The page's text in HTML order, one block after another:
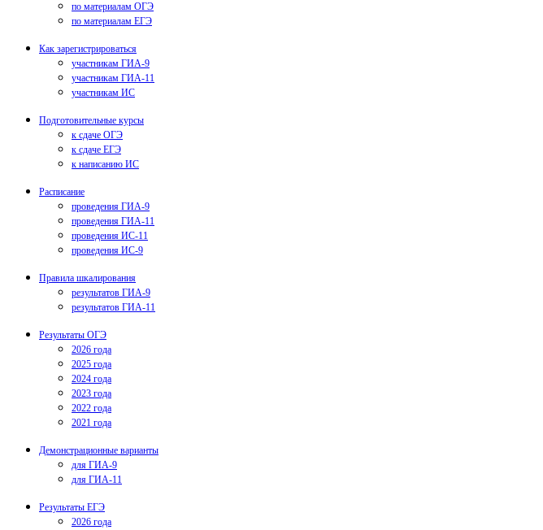
по материалам ОГЭ
по материалам ЕГЭ
Как зарегистрироваться
участникам ГИА-9
участникам ГИА-11
участникам ИС
Подготовительные курсы
к сдаче ОГЭ
к сдаче ЕГЭ
к написанию ИС
Расписание
проведения ГИА-9
проведения ГИА-11
проведения ИС-11
проведения ИС-9
Правила шкалирования
результатов ГИА-9
результатов ГИА-11
Результаты ОГЭ
2026 года
2025 года
2024 года
2023 года
2022 года
2021 года
Демонстрационные варианты
для ГИА-9
для ГИА-11
Результаты ЕГЭ
2026 года